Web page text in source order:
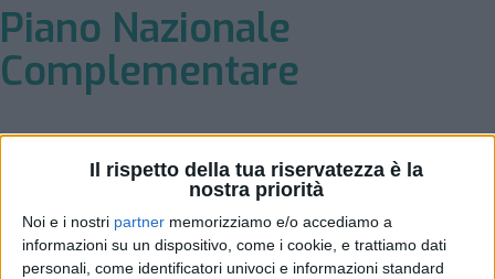
Il rispetto della tua riservatezza è la
nostra priorità
Noi e i nostri partner memorizziamo e/o accediamo a
informazioni su un dispositivo, come i cookie, e trattiamo dati
personali, come identificatori univoci e informazioni standard
Piano Nazionale
Complementare